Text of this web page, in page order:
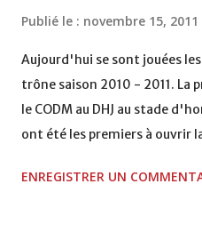
Publié le : novembre 15, 2011
Aujourd'hui se sont jouées
trône saison 2010 - 2011. La
le CODM au DHJ au stade
ont été les premiers à ouvrir
réagi et ont failli égaliser sur
ENREGISTRER UN